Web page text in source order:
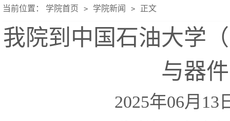
当前位置： 学院首页 > 学院新闻 > 正文
我院到中国石油大学
与器
2025年06月13